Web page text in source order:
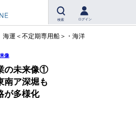
検索 ログイン
海運＜不定期専用船＞・海洋
像
の未来像①
南ア深堀も
が多様化